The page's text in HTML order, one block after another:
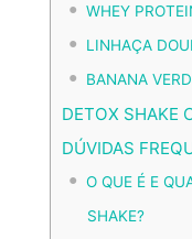
WHEY
LINHAÇA
BANANA
DETOX SHAKE
DÚVIDAS
O QUE É E
SHAKE?